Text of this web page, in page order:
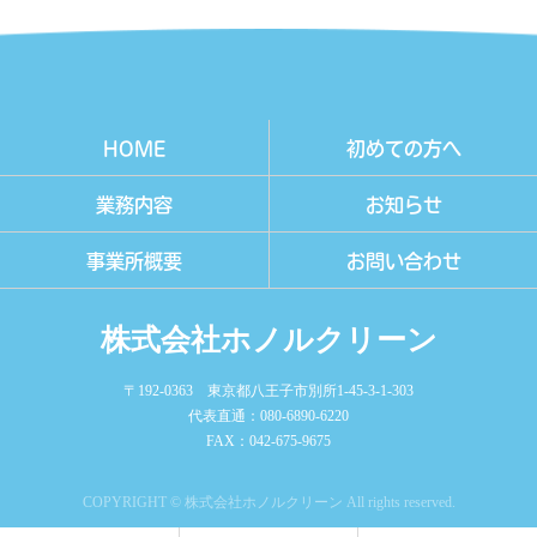
HOME 初めての方へ
業務内容 お知らせ
事業所概要 お問い合わせ
株式会社ホノルクリーン
〒192-0363 東京都八王子市別所1-45-3-1-303
代表直通：080-6890-6220
FAX：042-675-9675
COPYRIGHT © 株式会社ホノルクリーン All rights reserved.